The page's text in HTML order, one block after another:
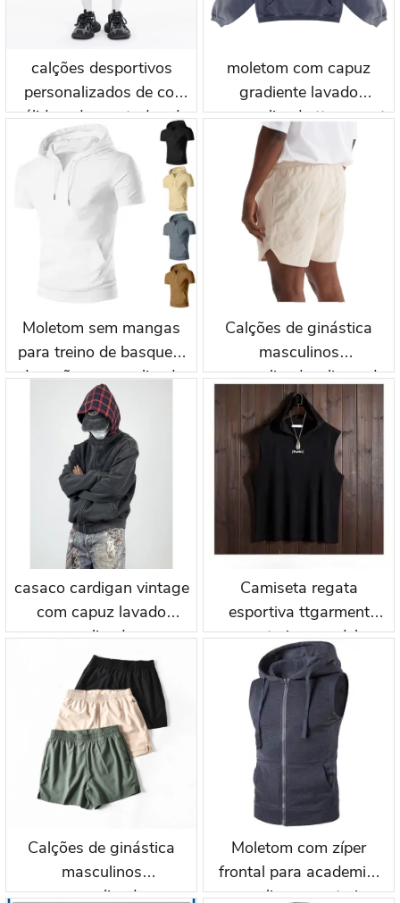
calções desportivos
personalizados de cor
sólida e desgastados da
ttgarment
moletom com capuz
gradiente lavado
personalizado ttgarment
Moletom sem mangas
para treino de basquete
de verão personalizado
da ttgarment wkh002
Calções de ginástica
masculinos
personalizados, lisos, de
secagem rápida,
tamanho grande, cintura
média, para uso casual,
corrida e esportes (TT-
casaco cardigan vintage
com capuz lavado
personalizado com
fecho aww003
Camiseta regata
esportiva ttgarment
para treino, modelo
pulôver com capuz e
logo bordado wkh003
Calções de ginástica
masculinos
personalizados,
Moletom com zíper
frontal para academia,
masculino, para treino,